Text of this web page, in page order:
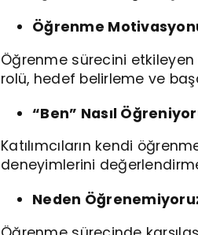
Öğrenme
Öğrenme sürecini
rolü, hedef belirleme ve
“Ben” Nasıl
Katılımcıların kendi
deneyimlerini
Neden